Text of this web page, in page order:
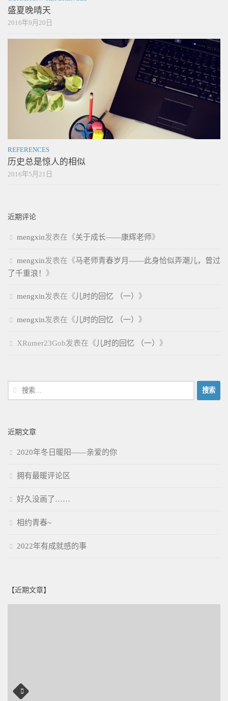
盛夏晚晴天
2016年9月20日
REFERENCES
历史总是惊人的相似
2016年5月21日
近期评论
mengxin发表在《关于成长——康辉老师》
mengxin发表在《马老师青春岁月——此身恰似弄潮儿，曾过
了千重浪！ 》
mengxin发表在《 儿时的回忆 （一） 》
mengxin发表在《 儿时的回忆 （一） 》
XRumer23Gob发表在《 儿时的回忆 （一） 》
搜
索：
近期文章
2020年冬日暖阳——亲爱的你
拥有最暖评论区
好久没画了……
相约青春~
2022年有成就感的事
【近期文章】